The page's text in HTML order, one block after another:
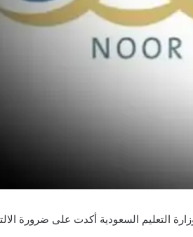
التعليم السعودية أكدت على ضرورة